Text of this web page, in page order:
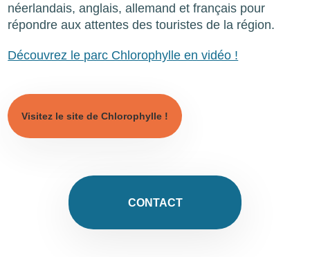
néerlandais, anglais, allemand et français pour
répondre aux attentes des touristes de la région.
Découvrez le parc Chlorophylle en vidéo !
Visitez le site de Chlorophylle !
CONTACT